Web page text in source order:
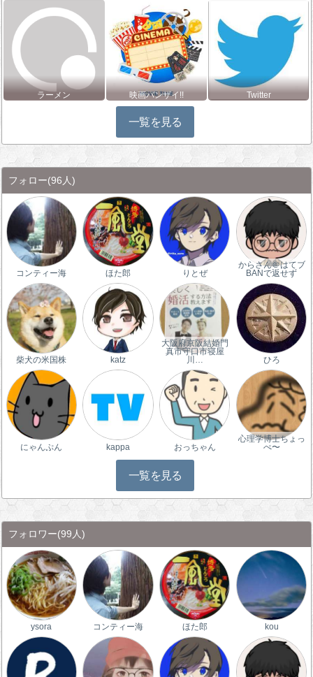
ラーメン 映画バンザイ!! Twitter
一覧を見る
フォロー(96人)
コンティー海 ほた郎 りとぜ
からさん＠はてブ
BANで返せず
柴犬の米国株 katz
大阪府京阪結婚門
真市守口市寝屋
川…
ひろ
にゃんぷん kappa おっちゃん
心理学博士ちょっ
ぺ〜
一覧を見る
フォロワー(99人)
ysora コンティー海 ほた郎 kou